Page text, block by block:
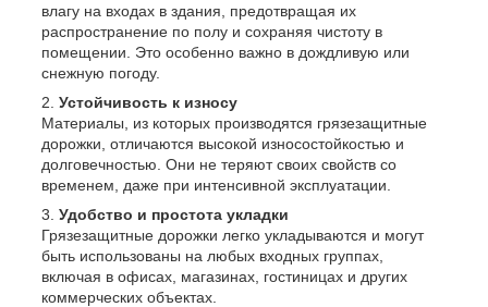
влагу на входах в здания, предотвращая их
распространение по полу и сохраняя чистоту в
помещении. Это особенно важно в дождливую или
снежную погоду.
Устойчивость к износу
Материалы, из которых производятся грязезащитные
дорожки, отличаются высокой износостойкостью и
долговечностью. Они не теряют своих свойств со
временем, даже при интенсивной эксплуатации.
Удобство и простота укладки
Грязезащитные дорожки легко укладываются и могут
быть использованы на любых входных группах,
включая в офисах, магазинах, гостиницах и других
коммерческих объектах.